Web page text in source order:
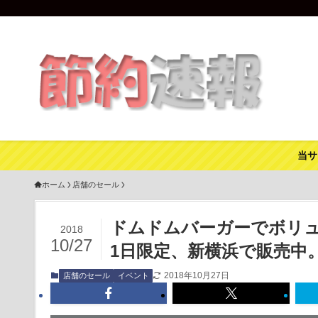
当
ホーム 店舗のセール
ドムドムバーガーでボリ
1日限定、新横浜で販売中
2018
10/27
店舗のセール イベント 2018年10月27日